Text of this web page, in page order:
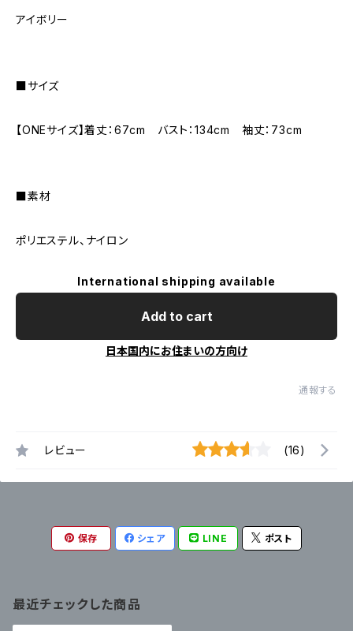
アイボリー
■サイズ
【ONEサイズ】着丈：67cm バスト：134cm 袖丈：73cm
■素材
ポリエステル、ナイロン
International shipping available
Add to cart
日本国内にお住まいの方向け
通報する
レビュー (16)
保存 シェア LINE ポスト
最近チェックした商品